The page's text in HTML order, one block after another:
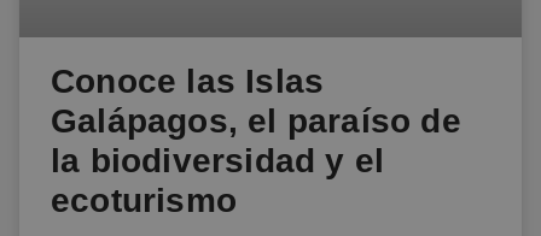
Conoce las Islas
Galápagos, el paraíso de
la biodiversidad y el
ecoturismo